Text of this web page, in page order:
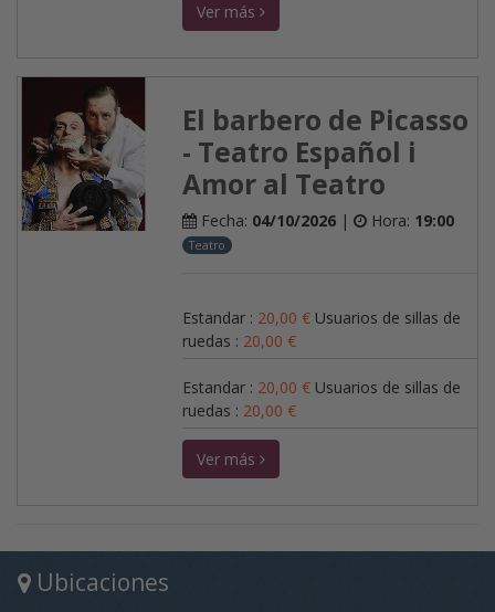
Ver más
El barbero de Picasso
- Teatro Español i
Amor al Teatro
Fecha: 04/10/2026| Hora: 19:00
Teatro
Estandar : 20,00 € Usuarios de sillas de
ruedas : 20,00 €
Estandar : 20,00 € Usuarios de sillas de
ruedas : 20,00 €
Ver más
Ubicaciones